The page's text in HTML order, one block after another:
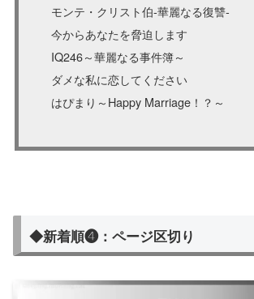
モンテ・クリスト伯-華麗なる復讐-
今からあなたを脅迫します
IQ246～華麗なる事件簿～
ダメな私に恋してください
はぴまり～Happy Marriage！？～
◆新着順❹：ページ区切り